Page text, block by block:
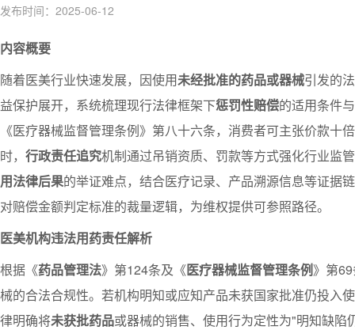
发布时间：2025-06-12
内容概要
随着医美行业快速发展，因使用未经批准的药品或器械引发的
益保护展开，系统梳理现行法律框架下惩罚性赔偿的适用条件
《医疗器械监督管理条例》第八十六条，消费者可主张价款
时， 行政责任追究机制通过吊销资质、罚款等方式强化行业监
用法律后果的举证难点，结合医疗记录、产品溯源信息等证据
对赔偿金额判定标准的裁量逻辑，为维权提供可参照路径。
医美机构违法用药责任解析
根据《药品管理法》第124条及《医疗器械监督管理条例》第
械的合法合规性。若机构明知或应知产品未获国家批准仍投入
律明确将未获批药品或器械的销售、使用行为定性为"明知缺